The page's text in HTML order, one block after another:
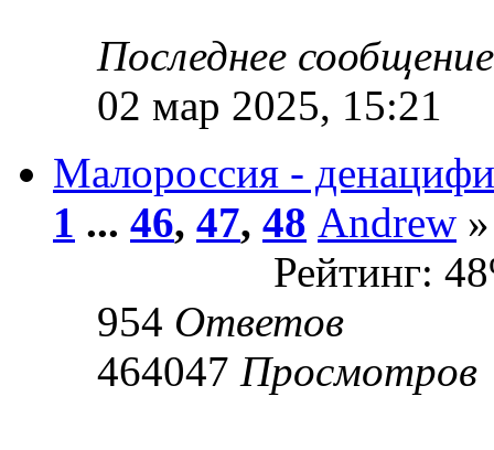
Последнее
02 мар 2025, 15:21
Малороссия -
1 ... 46, 47, 48 Andrew
Рейтинг:
954 Ответов
464047 Просмотров